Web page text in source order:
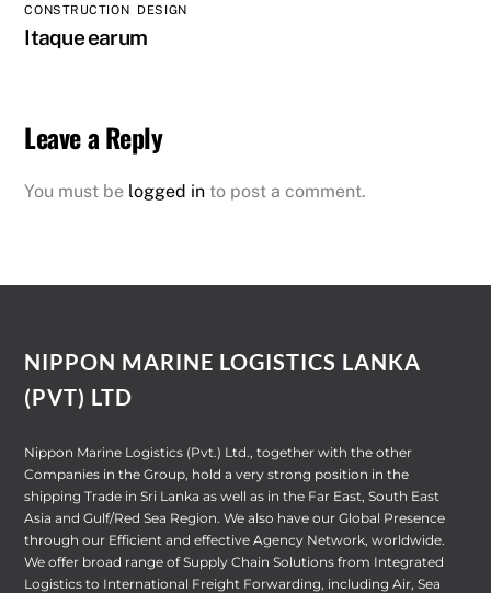
CONSTRUCTION DESIGN
Itaque earum
Leave a Reply
You must be logged in to post a comment.
NIPPON MARINE LOGISTICS LANKA
(PVT) LTD
Nippon Marine Logistics (Pvt.) Ltd., together with the other
Companies in the Group, hold a very strong position in the
shipping Trade in Sri Lanka as well as in the Far East, South East
Asia and Gulf/Red Sea Region. We also have our Global Presence
through our Efficient and effective Agency Network, worldwide.
We offer broad range of Supply Chain Solutions from Integrated
Logistics to International Freight Forwarding, including Air, Sea